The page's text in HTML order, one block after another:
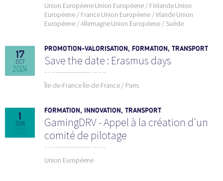
Union EuropéeneUnion Européene / FinlandeUnion
Européene / FranceUnion Européene / IrlandeUnion
Européene / AllemagneUnion Européene / Suède
17
OCT
2024
PROMOTION-VALORISATION, FORMATION, TRANSPORT
Save the date : Erasmus days
Île-de-FranceÎle-de-France / Paris
1
JUN
FORMATION, INNOVATION, TRANSPORT
GamingDRV - Appel à la création d'un
comité de pilotage
Union Européene